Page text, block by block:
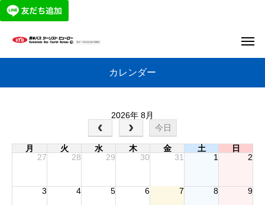
カレンダー
2026年 8月
今日
月 火 水 木 金 土
日
27
28 29 30 31 1 2
3 4 5 6 7 8 9